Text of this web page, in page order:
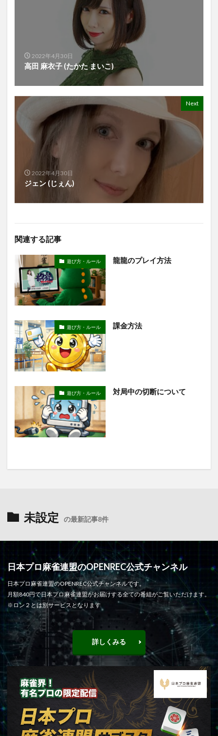
2022年4月30日
高田 麻衣子 (たかた まいこ)
Next
2022年4月30日
ジェン (じぇん)
関連する記事
遊び方・ルール 龍龍のプレイ方法
遊び方・ルール 課金方法
遊び方・ルール 対局中の切断について
未設定 の最新記事8件
日本プロ麻雀連盟のOPENREC公式チャンネル
日本プロ麻雀連盟のOPENREC公式チャンネルです。
月額840円で日本プロ麻雀連盟がお届けする全ての番組がご覧いただけます。
※ロン２とは別サービスとなります
詳しくみる